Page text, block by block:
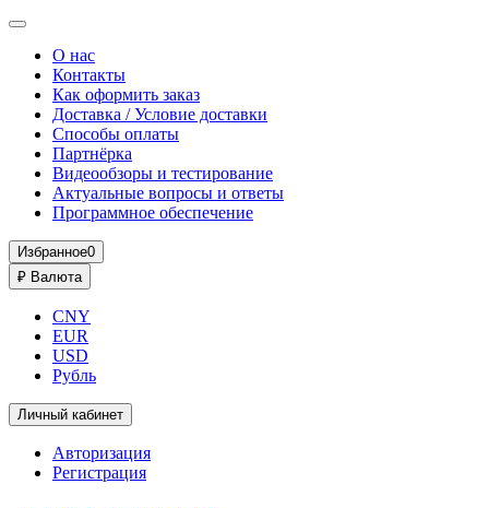
О нас
Контакты
Как оформить заказ
Доставка / Условие доставки
Способы оплаты
Партнёрка
Видеообзоры и тестирование
Актуальные вопросы и ответы
Программное обеспечение
Избранное0
₽ Валюта
CNY
EUR
USD
Рубль
Личный кабинет
Авторизация
Регистрация